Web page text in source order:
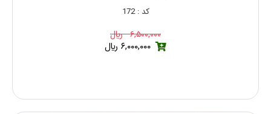
کد : 172
۶,۵۰۰,۰۰۰ ريال
۶,۰۰۰,۰۰۰ ريال